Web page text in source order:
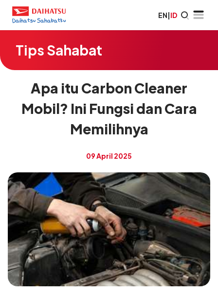
EN|ID
Tips Sahabat
Apa itu Carbon Cleaner
Mobil? Ini Fungsi dan Cara
Memilihnya
09 April 2025